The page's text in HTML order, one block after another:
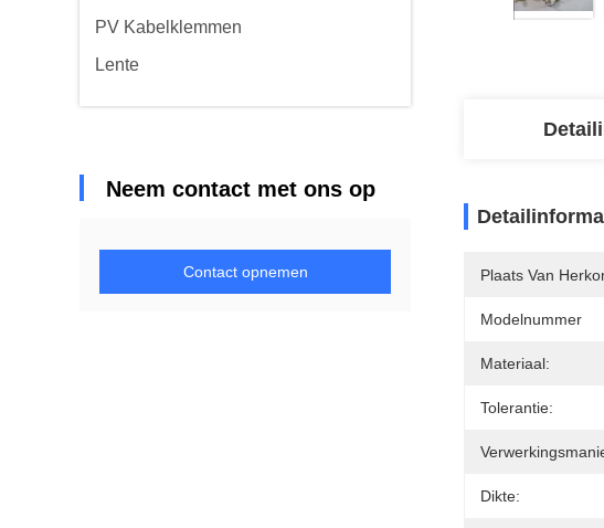
PV Kabelklemmen
Lente
Neem contact met ons op
Contact opnemen Plaats Van
Modelnummer
Materiaal:
Tolerantie:
Dikte: